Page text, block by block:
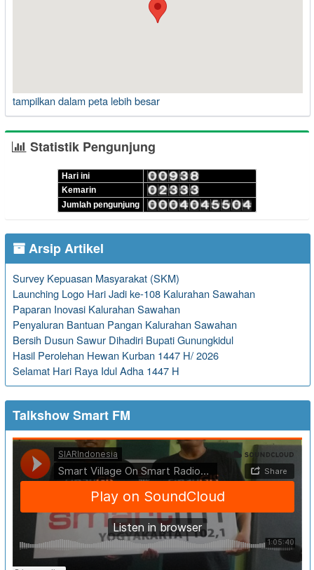
tampilkan dalam peta lebih besar
Statistik Pengunjung
Hari ini
Kemarin
Jumlah pengunjung
Arsip Artikel
Survey Kepuasan Masyarakat (SKM)
Launching Logo Hari Jadi ke-108 Kalurahan Sawahan
Paparan Inovasi Kalurahan Sawahan
Penyaluran Bantuan Pangan Kalurahan Sawahan
Bersih Dusun Sawur Dihadiri Bupati Gunungkidul
Hasil Perolehan Hewan Kurban 1447 H/ 2026
Selamat Hari Raya Idul Adha 1447 H
Talkshow Smart FM